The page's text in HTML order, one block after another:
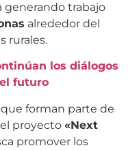
generando trabajo
alrededor del
rurales.
los diálogos
futuro
forman parte de
proyecto «Next
promover los